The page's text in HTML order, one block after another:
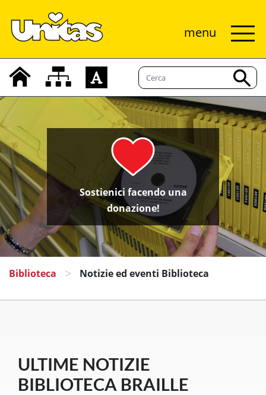
menu
Sostienici facendo una
donazione!
Biblioteca > Notizie ed eventi Biblioteca
ULTIME NOTIZIE
BIBLIOTECA BRAILLE